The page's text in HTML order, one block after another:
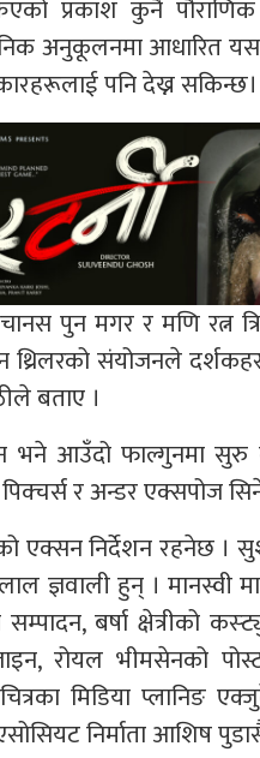
प्रकाश कुनै
अनुकूलनमा आधारित यस
पनि देख्न सकिन्छ।
चानस पुन मगर र मणि रत्न
थ्रिलरको संयोजनले
बताए ।
भने आउँदो फाल्गुनमा सुरु
र अन्डर एक्सपोज
एक्सन निर्देशन रहनेछ ।
ज्ञवाली हुन् । मानस्वी
सम्पादन, बर्षा क्षेत्रीको
रोयल भीमसेनको
मिडिया प्लानिङ
निर्माता आशिष